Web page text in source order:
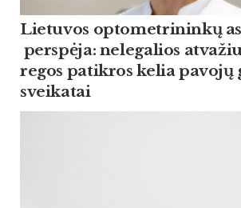
Lietuvos optometrininkų
perspėja: nelegalios
regos patikros kelia pavojų
sveikatai